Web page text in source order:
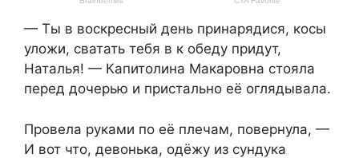
— Ты в воскресный день принарядися, косы
уложи, сватать тебя в к обеду придут,
Наталья! — Капитолина Макаровна стояла
перед дочерью и пристально её оглядывала.
Провела руками по её плечам, повернула, —
И вот что, девонька, одёжу из сундука